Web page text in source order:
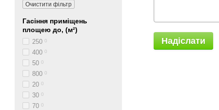
Надіслати
Очистити фільтр
Гасіння приміщень
площею до, (м²)
250 0
400 0
50 0
800 0
20 0
30 0
70 0